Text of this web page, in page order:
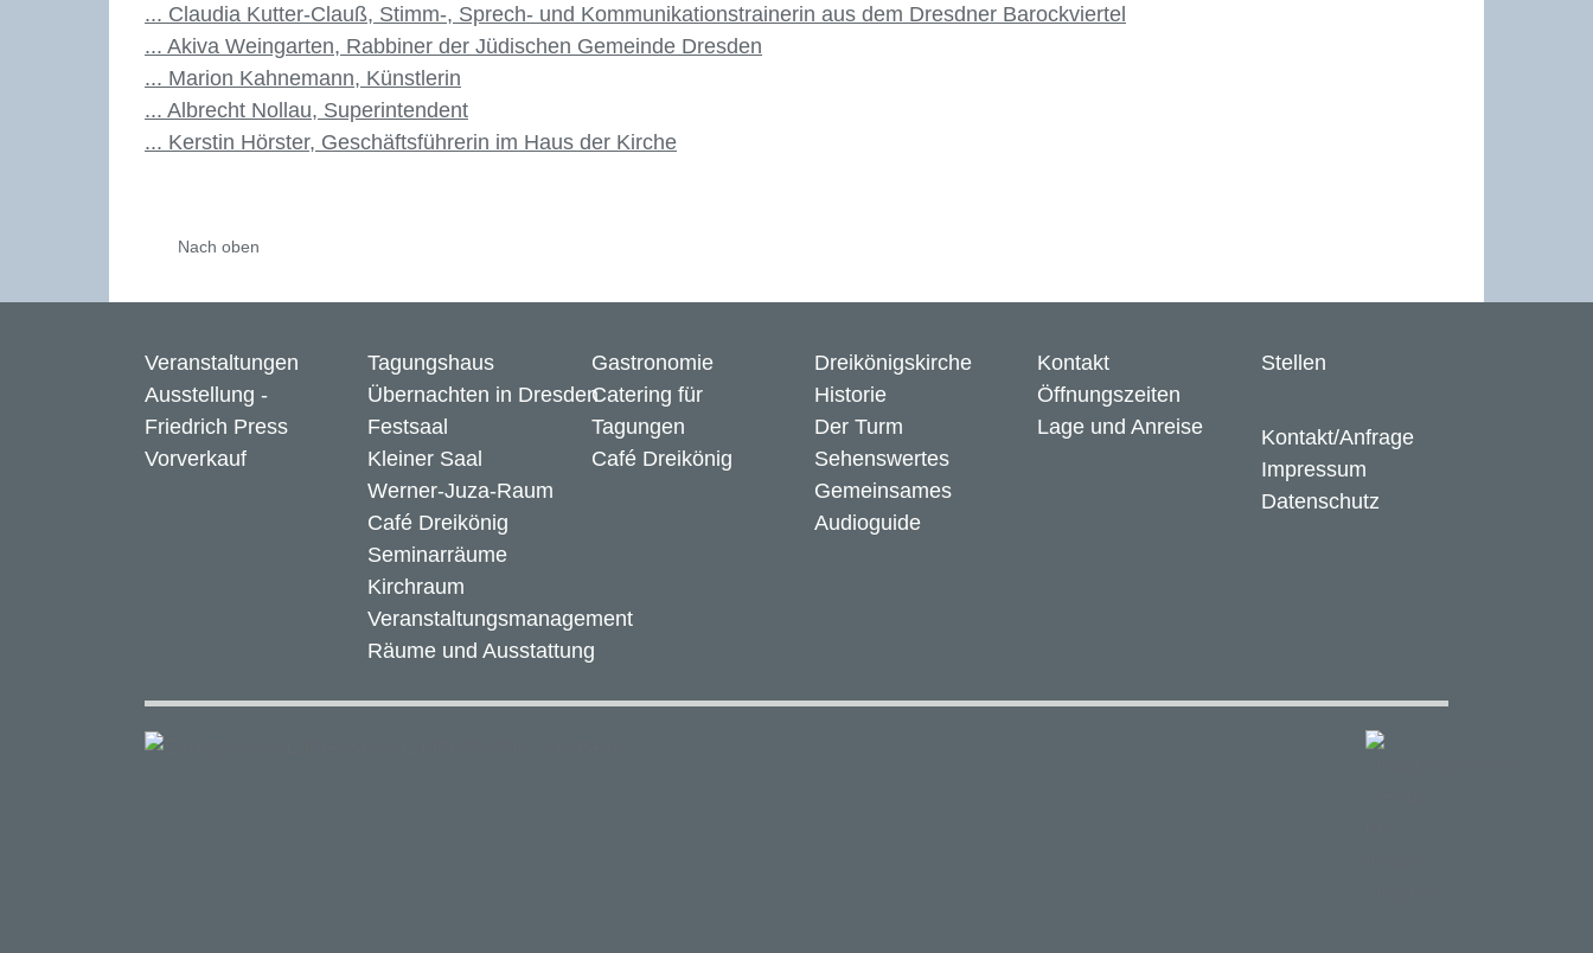
... Claudia Kutter-Clauß, Stimm-, Sprech- und Kommunikationstrainerin aus dem Dresdner Barockviertel
... Akiva Weingarten, Rabbiner der Jüdischen Gemeinde Dresden
... Marion Kahnemann, Künstlerin
... Albrecht Nollau, Superintendent
... Kerstin Hörster, Geschäftsführerin im Haus der Kirche
Nach oben
Veranstaltungen
Ausstellung -
Friedrich Press
Vorverkauf
Tagungshaus
Übernachten in Dresden
Festsaal
Kleiner Saal
Werner-Juza-Raum
Café Dreikönig
Seminarräume
Kirchraum
Veranstaltungsmanagement
Räume und Ausstattung
Gastronomie
Catering für
Tagungen
Café Dreikönig
Dreikönigskirche
Historie
Der Turm
Sehenswertes
Gemeinsames
Audioguide
Kontakt
Öffnungszeiten
Lage und Anreise
Stellen
Kontakt/Anfrage
Impressum
Datenschutz